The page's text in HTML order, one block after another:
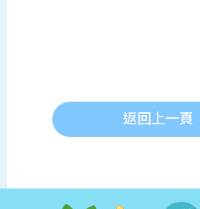
返回上一頁